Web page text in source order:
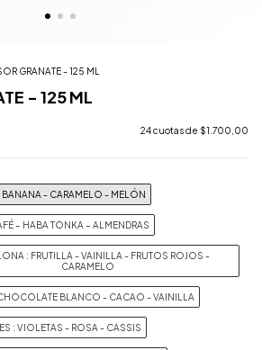
GRANATE - 125 ML
- 125 ML
24cuotas de $1.700,00
- CARAMELO - MELÓN
– HABA TONKA – ALMENDRAS
: FRUTILLA - VAINILLA - FRUTOS ROJOS -
CARAMELO
BLANCO - CACAO - VAINILLA
: VIOLETAS - ROSA - CASSIS